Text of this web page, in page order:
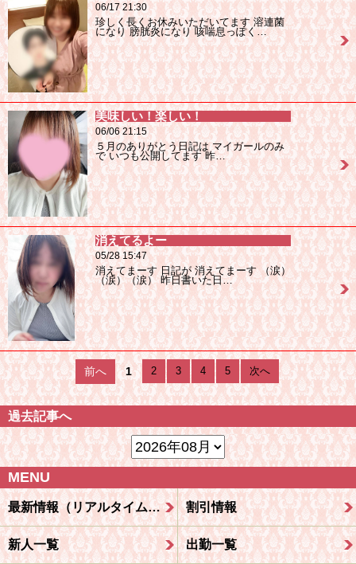
06/17 21:30
珍しく長くお休みいただいてます 溶連菌
になり 膀胱炎になり 咳喘息っぽく…
美味しい！楽しい！
06/06 21:15
５月のありがとう日記は マイガールのみ
で いつも公開してます 昨…
消えてるよー
05/28 15:47
消えてまーす 日記が 消えてまーす （涙）
（涙）（涙） 昨日書いた日…
前へ 1 2 3 4 5 次へ
過去記事へ
MENU
最新情報（リアルタイム速報） 割引情報
新人一覧 出勤一覧